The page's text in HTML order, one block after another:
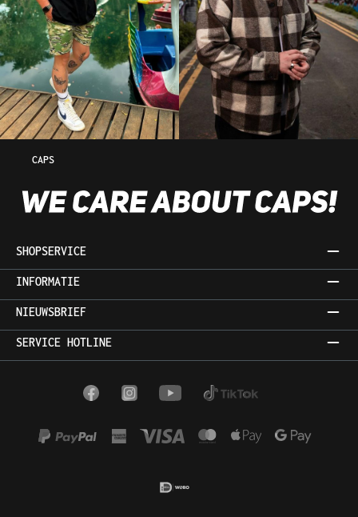
CAPS
SHOPSERVICE
INFORMATIE
NIEUWSBRIEF
SERVICE HOTLINE